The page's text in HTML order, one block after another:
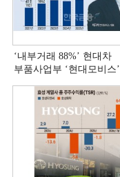
‘내부거래 88%ʼ 현대차
부품사업부 ‘현대모비스ʼ